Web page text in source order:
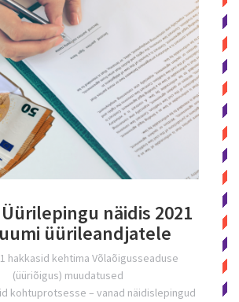
näidis 2021
üürileandjatele
hakkasid kehtima Võlaõigusseaduse
(üüriõigus) muudatused
kohtuprotsesse – vanad näidislepingud